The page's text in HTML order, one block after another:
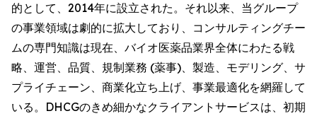
的として、2014年に設立された。それ以来、当グループ
の事業領域は劇的に拡大しており、コンサルティングチー
ムの専門知識は現在、バイオ医薬品業界全体にわたる戦
略、運営、品質、規制業務 (薬事)、製造、モデリング、サ
プライチェーン、商業化立ち上げ、事業最適化を網羅して
いる。DHCGのきめ細かなクライアントサービスは、初期